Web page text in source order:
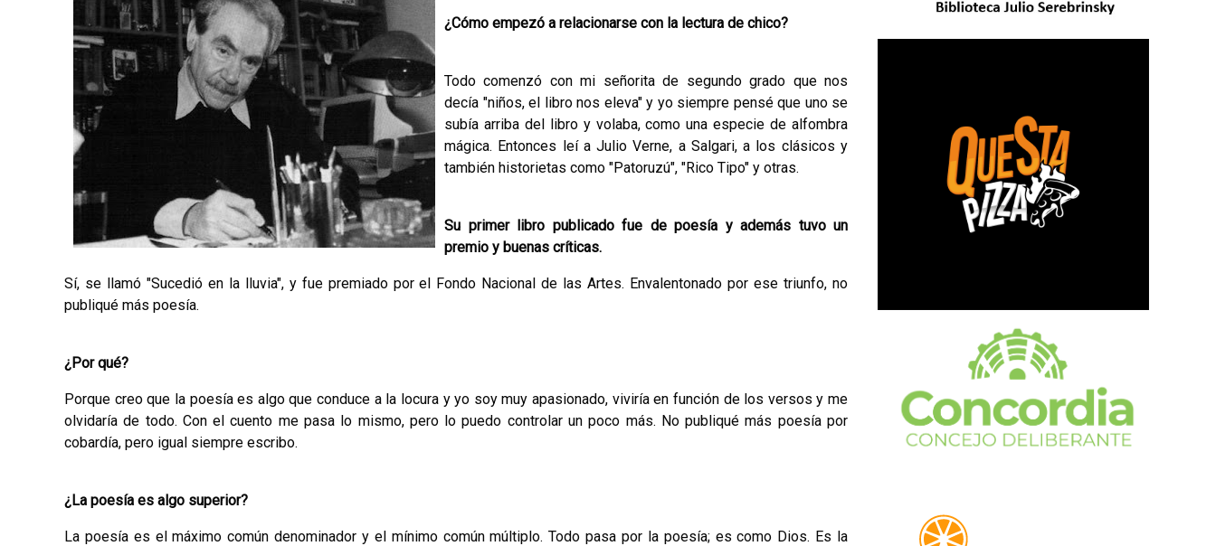
¿Cómo empezó a relacionarse con la lectura de chico?
Todo comenzó con mi señorita de segundo grado que nos
decía "niños, el libro nos eleva" y yo siempre pensé que uno se
subía arriba del libro y volaba, como una es­pecie de alfombra
mágica. Entonces leí a Julio Verne, a Salgari, a los clásicos y
también historietas como "Patoruzú", "Rico Tipo" y otras.
Su primer libro publicado fue de poesía y además tuvo un
premio y buenas críticas.
Sí, se llamó "Sucedió en la lluvia", y fue premiado por el Fondo Nacional de las Artes. Envalentonado por ese triunfo, no
publiqué más poesía.
¿Por qué?
Porque creo que la poesía es algo que conduce a la lo­cura y yo soy muy apasionado, viviría en función de los versos y me
olvidaría de todo. Con el cuento me pasa lo mismo, pero lo puedo controlar un poco más. No publi­qué más poesía por
cobardía, pero igual siempre escribo.
¿La poesía es algo superior?
La poesía es el máximo común denominador y el mínimo común múltiplo. Todo pasa por la poesía; es como Dios. Es la